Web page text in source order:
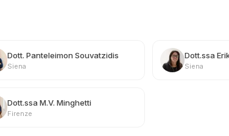
Dott. Panteleimon Souvatzidis
Siena
Dott.ssa
Siena
Dott.ssa M.V. Minghetti
Firenze